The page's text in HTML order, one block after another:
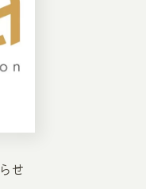
せ